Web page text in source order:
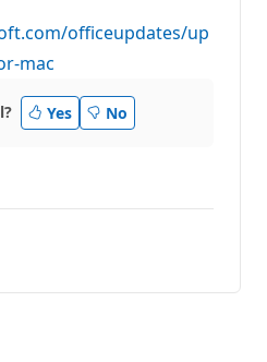
officeupdates/up
mac
Yes No